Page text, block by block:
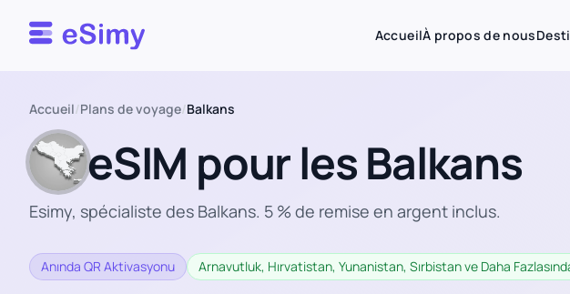
Esimy AccueilÀ propos de nous
Accueil/Plans de voyage/Balkans
eSIM pour les Balkans
Esimy, spécialiste des Balkans. 5 % de remise en argent inclus.
Anında QR Aktivasyonu Arnavutluk, Hırvatistan, Yunanistan, Sırbistan ve Daha